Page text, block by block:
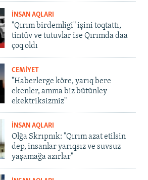
İNSAN AQLARI
"Qırım birdemligi" işini toqtattı,
tintüv ve tutuvlar ise Qırımda daa
çoq oldı
CEMİYET
"Haberlerge köre, yarıq bere
ekenler, amma biz bütünley
ekektriksizmiz"
İNSAN AQLARI
Olğa Skrıpnık: "Qırım azat etilsin
dep, insanlar yarıqsız ve suvsuz
yaşamağa azırlar"